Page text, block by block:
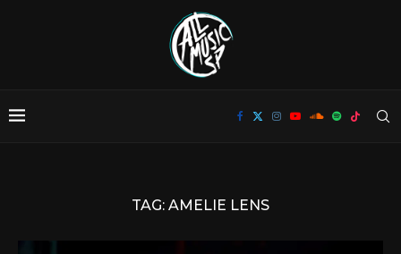
TAG: AMELIE LENS